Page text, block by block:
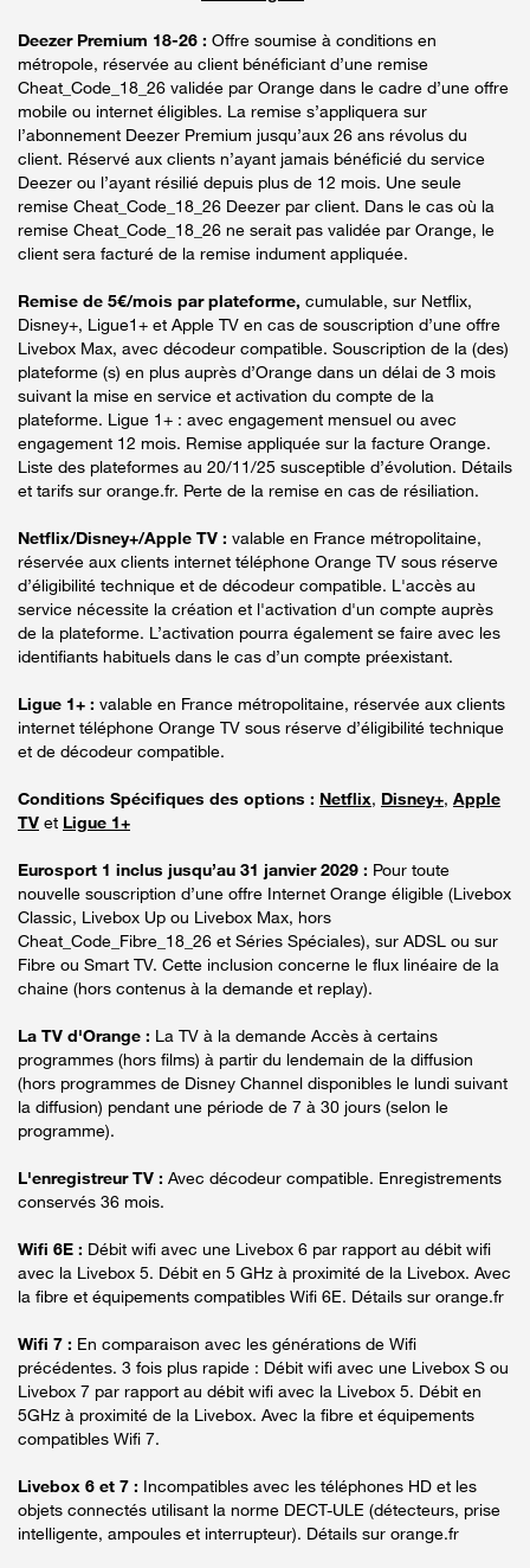
Deezer Premium 18-26 : Offre soumise à conditions en
métropole, réservée au client bénéficiant d’une remise
Cheat_Code_18_26 validée par Orange dans le cadre d’une offre
mobile ou internet éligibles. La remise s’appliquera sur
l’abonnement Deezer Premium jusqu’aux 26 ans révolus du
client. Réservé aux clients n’ayant jamais bénéficié du service
Deezer ou l’ayant résilié depuis plus de 12 mois. Une seule
remise Cheat_Code_18_26 Deezer par client. Dans le cas où la
remise Cheat_Code_18_26 ne serait pas validée par Orange, le
client sera facturé de la remise indument appliquée.
Remise de 5€/mois par plateforme, cumulable, sur Netflix,
Disney+, Ligue1+ et Apple TV en cas de souscription d’une offre
Livebox Max, avec décodeur compatible. Souscription de la (des)
plateforme (s) en plus auprès d’Orange dans un délai de 3 mois
suivant la mise en service et activation du compte de la
plateforme. Ligue 1+ : avec engagement mensuel ou avec
engagement 12 mois. Remise appliquée sur la facture Orange.
Liste des plateformes au 20/11/25 susceptible d’évolution. Détails
et tarifs sur orange.fr. Perte de la remise en cas de résiliation.
Netflix/Disney+/Apple TV : valable en France métropolitaine,
réservée aux clients internet téléphone Orange TV sous réserve
d’éligibilité technique et de décodeur compatible. L'accès au
service nécessite la création et l'activation d'un compte auprès
de la plateforme. L’activation pourra également se faire avec les
identifiants habituels dans le cas d’un compte préexistant.
Ligue 1+ : valable en France métropolitaine, réservée aux clients
internet téléphone Orange TV sous réserve d’éligibilité technique
et de décodeur compatible.
Conditions Spécifiques des options : Netflix, Disney+, Apple
TV et Ligue 1+
Eurosport 1 inclus jusqu’au 31 janvier 2029 : Pour toute
nouvelle souscription d’une offre Internet Orange éligible (Livebox
Classic, Livebox Up ou Livebox Max, hors
Cheat_Code_Fibre_18_26 et Séries Spéciales), sur ADSL ou sur
Fibre ou Smart TV. Cette inclusion concerne le flux linéaire de la
chaine (hors contenus à la demande et replay).
La TV d'Orange : La TV à la demande Accès à certains
programmes (hors films) à partir du lendemain de la diffusion
(hors programmes de Disney Channel disponibles le lundi suivant
la diffusion) pendant une période de 7 à 30 jours (selon le
programme).
L'enregistreur TV : Avec décodeur compatible. Enregistrements
conservés 36 mois.
Wifi 6E : Débit wifi avec une Livebox 6 par rapport au débit wifi
avec la Livebox 5. Débit en 5 GHz à proximité de la Livebox. Avec
la fibre et équipements compatibles Wifi 6E. Détails sur orange.fr
Wifi 7 : En comparaison avec les générations de Wifi
précédentes. 3 fois plus rapide : Débit wifi avec une Livebox S ou
Livebox 7 par rapport au débit wifi avec la Livebox 5. Débit en
5GHz à proximité de la Livebox. Avec la fibre et équipements
compatibles Wifi 7.
Livebox 6 et 7 : Incompatibles avec les téléphones HD et les
objets connectés utilisant la norme DECT-ULE (détecteurs, prise
intelligente, ampoules et interrupteur). Détails sur orange.fr